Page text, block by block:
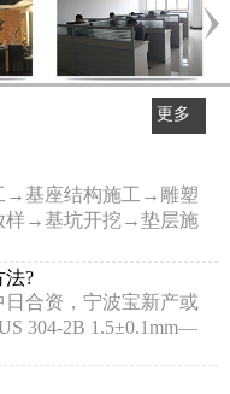
更多
→基座结构施工→雕塑
样→基坑开挖→垫层施
法?
合资，宁波宝新产或
304-2B 1.5±0.1mm—